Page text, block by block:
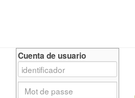
Cuenta de usuario